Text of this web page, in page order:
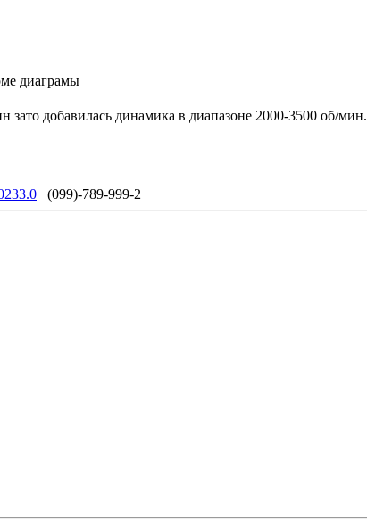
диаграмы
зато добавилась динамика в диапазоне 2000-3500 об/мин.
(099)-789-999-2